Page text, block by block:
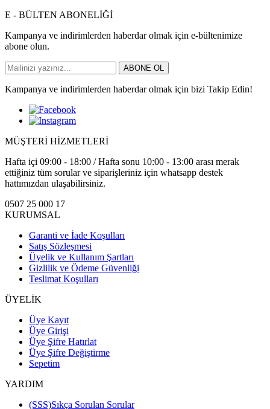
E - BÜLTEN ABONELİĞİ
Kampanya ve indirimlerden haberdar olmak için e-bültenimize
abone olun.
ABONE OL
Kampanya ve indirimlerden haberdar olmak için bizi Takip Edin!
MÜŞTERİ HİZMETLERİ
Hafta içi 09:00 - 18:00 / Hafta sonu 10:00 - 13:00 arası merak
ettiğiniz tüm sorular ve siparişleriniz için whatsapp destek
hattımızdan ulaşabilirsiniz.
0507 25 000 17
KURUMSAL
Garanti ve İade Koşulları
Satış Sözleşmesi
Üyelik ve Kullanım Şartları
Gizlilik ve Ödeme Güvenliği
Teslimat Koşulları
ÜYELİK
Üye Kayıt
Üye Girişi
Üye Şifre Hatırlat
Üye Şifre Değiştirme
Sepetim
YARDIM
(SSS)Sıkça Sorulan Sorular